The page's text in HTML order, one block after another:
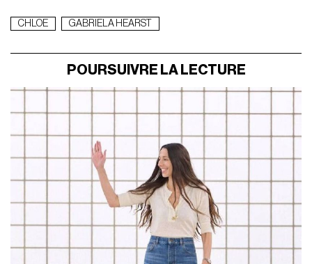
CHLOE GABRIELA HEARST
POURSUIVRE LA LECTURE